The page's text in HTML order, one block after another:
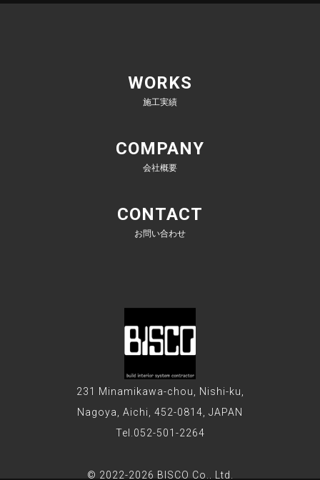
WORKS
施工実績
COMPANY
会社概要
CONTACT
お問い合わせ
231 Minamikawa-chou, Nishi-ku,
Nagoya, Aichi, 452-0814, JAPAN
Tel.052-501-2264
© 2022-2026 BISCO Co., Ltd.